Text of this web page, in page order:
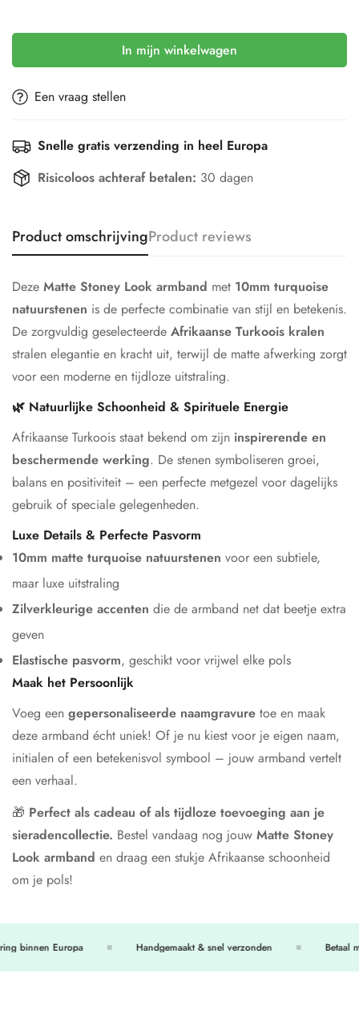
Selection will addto the price
In mijn winkelwagen
Een vraag stellen
Snelle gratis verzending in heel Europa
Risicoloos achteraf betalen: 30 dagen
Product omschrijvingProduct reviews
Deze Matte Stoney Look armband met 10mm turquoise
natuurstenen is de perfecte combinatie van stijl en betekenis.
De zorgvuldig geselecteerde Afrikaanse Turkoois kralen
stralen elegantie en kracht uit, terwijl de matte afwerking zorgt
voor een moderne en tijdloze uitstraling.
🌿 Natuurlijke Schoonheid & Spirituele Energie
Afrikaanse Turkoois staat bekend om zijn inspirerende en
beschermende werking. De stenen symboliseren groei,
balans en positiviteit – een perfecte metgezel voor dagelijks
gebruik of speciale gelegenheden.
Luxe Details & Perfecte Pasvorm
10mm matte turquoise natuurstenen voor een subtiele,
maar luxe uitstraling
Zilverkleurige accenten die de armband net dat beetje extra
geven
Elastische pasvorm, geschikt voor vrijwel elke pols
Maak het Persoonlijk
Voeg een gepersonaliseerde naamgravure toe en maak
deze armband écht uniek! Of je nu kiest voor je eigen naam,
initialen of een betekenisvol symbool – jouw armband vertelt
een verhaal.
🎁 Perfect als cadeau of als tijdloze toevoeging aan je
sieradencollectie. Bestel vandaag nog jouw Matte Stoney
Look armband en draag een stukje Afrikaanse schoonheid
om je pols!
binnen Europa Handgemaakt & snel verzonden Betaal